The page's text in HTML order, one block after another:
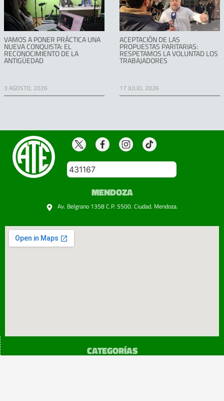
VAMOS A PONER PRÁCTICA UNA
NUEVA CONQUISTA: EL
RECONOCIMIENTO DE LA
ANTIGÜEDAD
3 AGOSTO, 2026
ACEPTACIÓN DE LAS
PROPUESTAS PARITARIAS:
RESPETAMOS LA VOLUNTAD LOS
TRABAJADORES
17 JULIO, 2026
431167
MENDOZA
Av. Belgrano 1358 C.P. 5500. Ciudad. Mendoza.
CATEGORÍAS